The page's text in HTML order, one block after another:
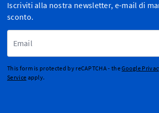
Iscriviti alla nostra newsletter, e-mail di
sconto.
This form is protected by reCAPTCHA - theGoogle
Service apply.